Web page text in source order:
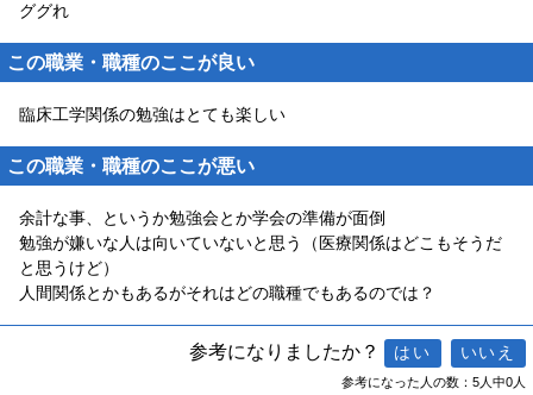
ググれ
この職業・職種のここが良い
臨床工学関係の勉強はとても楽しい
この職業・職種のここが悪い
余計な事、というか勉強会とか学会の準備が面倒
勉強が嫌いな人は向いていないと思う（医療関係はどこもそうだ
と思うけど）
人間関係とかもあるがそれはどの職種でもあるのでは？
参考になりましたか？
参考になった人の数：5人中0人